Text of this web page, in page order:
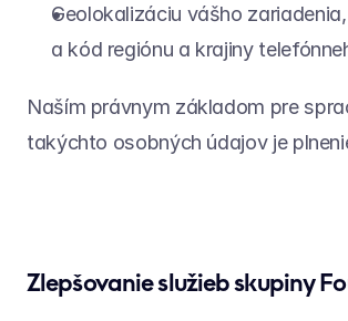
Geolokalizáciu vášho
a kód regiónu a krajiny
Naším právnym základom pre
takýchto osobných údajov je
Zlepšovanie služieb skupiny